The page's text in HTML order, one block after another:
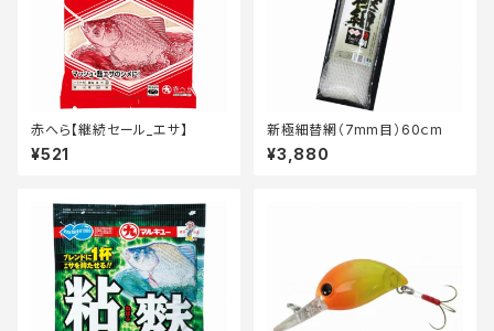
赤へら【継続セール_エサ】
¥521
新極細替網（7mm目）60ｃm
¥3,880